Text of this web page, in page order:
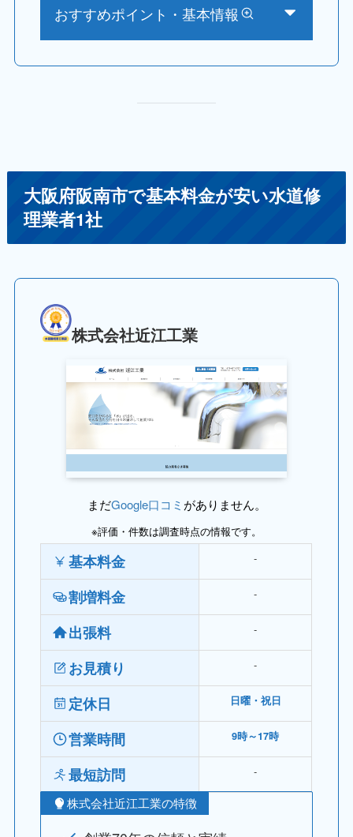
おすすめポイント・基本情報
大阪府阪南市で基本料金が安い水道修
理業者1社
株式会社近江工業
まだGoogle口コミ がありません。
※評価・件数は調査時点の情報です。
基本料金 ‐
割増料金 ‐
出張料 ‐
お見積り ‐
定休日 日曜・祝日
営業時間 9時～17時
最短訪問 ‐
株式会社近江工業の特徴